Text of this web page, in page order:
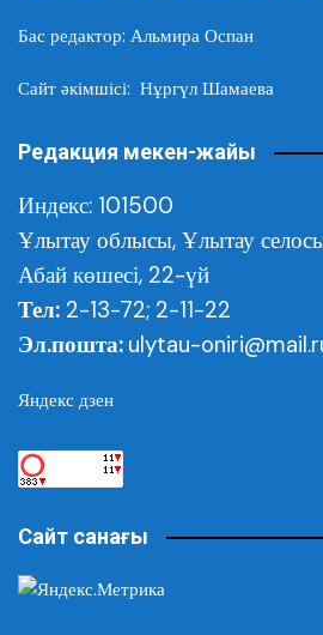
Бас редактор: Альмира Оспан
Сайт әкімшісі: Нұргүл Шамаева
Редакция мекен-жайы
Индекс: 101500
Ұлытау облысы, Ұлытау
Абай көшесі, 22-үй
Тел: 2-13-72; 2-11-22
Эл.пошта: ulytau-
Яндекс дзен
Сайт санағы